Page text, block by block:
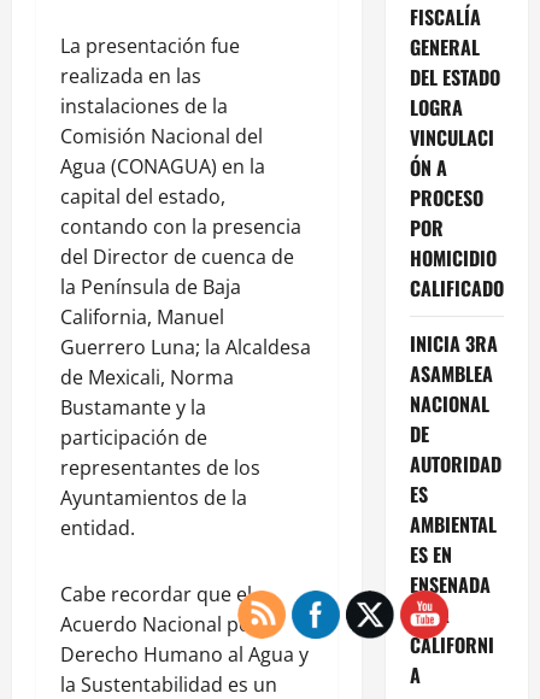
La presentación fue
realizada en las
instalaciones de la
Comisión Nacional del
Agua (CONAGUA) en la
capital del estado,
contando con la presencia
del Director de cuenca de
la Península de Baja
California, Manuel
Guerrero Luna; la Alcaldesa
de Mexicali, Norma
Bustamante y la
participación de
representantes de los
Ayuntamientos de la
entidad.
Cabe recordar que el
Acuerdo Nacional por el
Derecho Humano al Agua y
la Sustentabilidad es un
FISCALÍA
GENERAL
DEL ESTADO
LOGRA
VINCULACI
ÓN A
PROCESO
POR
HOMICIDIO
CALIFICADO
INICIA 3RA
ASAMBLEA
NACIONAL
DE
AUTORIDAD
ES
AMBIENTAL
ES EN
ENSENADA
BAJA
CALIFORNI
A